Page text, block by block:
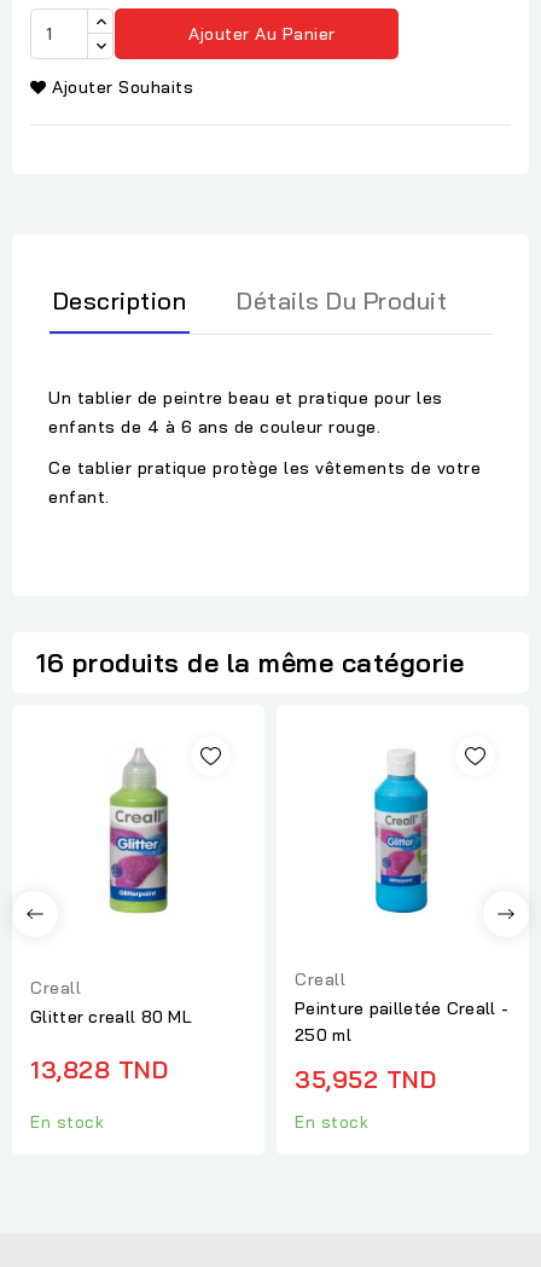
Ajouter Au Panier
Ajouter Souhaits
Description Détails Du Produit
Un tablier de peintre beau et pratique pour les
enfants de 4 à 6 ans de couleur rouge.
Ce tablier pratique protège les vêtements de votre
enfant.
16 produits de la même catégorie
Creall
Glitter creall 80 ML
13,828 TND
En stock
Creall
Peinture pailletée Creall -
250 ml
35,952 TND
En stock